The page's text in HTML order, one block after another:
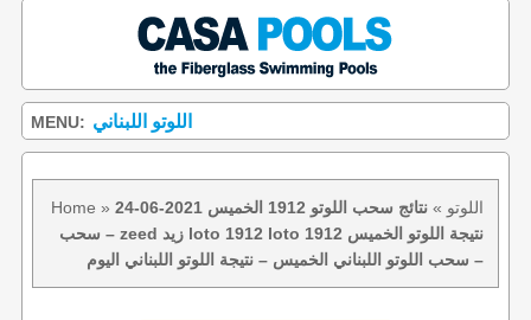
MENU: اللوتو اللبناني
Home » اللوتو »
نتائج سحب اللوتو 1912 الخميس 2021-06-24
– سحب zeed زيد loto 1912 loto 1912 نتيجة اللوتو الخميس
– سحب اللوتو اللبناني الخميس – نتيجة اللوتو اللبناني اليوم